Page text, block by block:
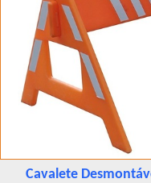
Cavalete